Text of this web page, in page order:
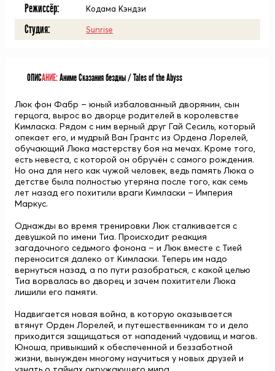
Режиссёр: Кодама Кэндзи
Студия: Sunrise
ОПИСАНИЕ:Аниме Сказания бездны / Tales of the Abyss
Люк фон Фабр – юный избалованный дворянин, сын
герцога, вырос во дворце родителей в королевстве
Кимласка. Рядом с ним верный друг Гай Сесиль, который
опекает его, и мудрый Ван Грантс из Ордена Лорелей,
обучающий Люка мастерству боя на мечах. Кроме того,
есть невеста, с которой он обручён с самого рождения.
Но она для него как чужой человек, ведь память Люка о
детстве была полностью утеряна после того, как семь
лет назад его похитили враги Кимласки – Империя
Маркус.
Однажды во время тренировки Люк сталкивается с
девушкой по имени Тиа. Происходит реакция
загадочного седьмого фонона – и Люк вместе с Тией
переносится далеко от Кимласки. Теперь им надо
вернуться назад, а по пути разобраться, с какой целью
Тиа ворвалась во дворец и зачем похитители Люка
лишили его памяти.
Надвигается новая война, в которую оказывается
втянут Орден Лорелей, и путешественникам то и дело
приходится защищаться от нападений чудовищ и магов.
Юноша, привыкший к обеспеченной и беззаботной
жизни, вынужден многому научиться у новых друзей и